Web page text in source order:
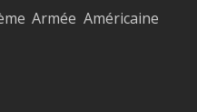
Armée Américaine